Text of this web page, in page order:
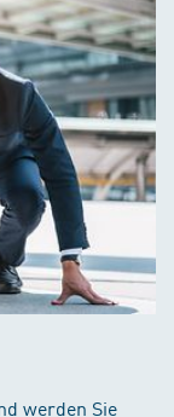
werden Sie